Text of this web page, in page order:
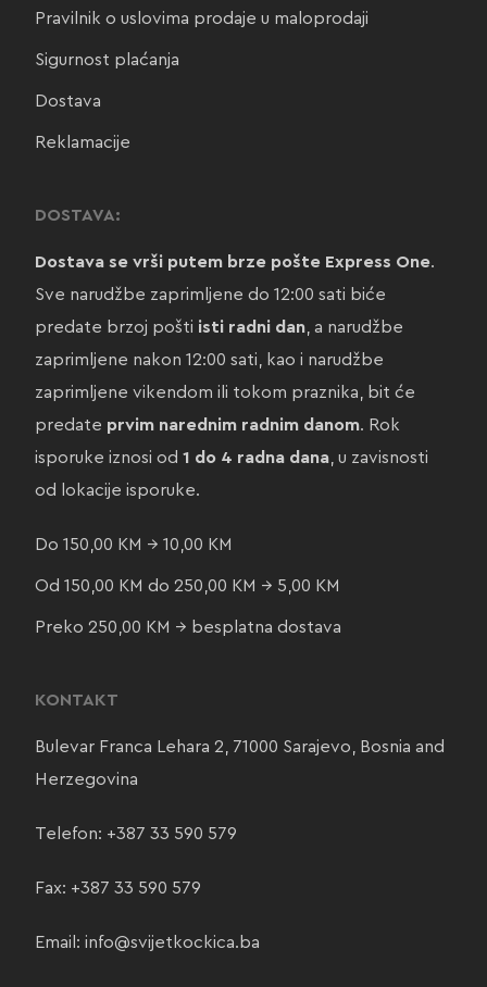
Pravilnik o uslovima prodaje u maloprodaji
Sigurnost plaćanja
Dostava
Reklamacije
DOSTAVA:
Dostava se vrši putem brze pošte Express One.
Sve narudžbe zaprimljene do 12:00 sati biće
predate brzoj pošti isti radni dan, a narudžbe
zaprimljene nakon 12:00 sati, kao i narudžbe
zaprimljene vikendom ili tokom praznika, bit će
predate prvim narednim radnim danom. Rok
isporuke iznosi od 1 do 4 radna dana, u zavisnosti
od lokacije isporuke.
Do 150,00 KM → 10,00 KM
Od 150,00 KM do 250,00 KM → 5,00 KM
Preko 250,00 KM → besplatna dostava
KONTAKT
Bulevar Franca Lehara 2, 71000 Sarajevo, Bosnia and
Herzegovina
Telefon: +387 33 590 579
Fax: +387 33 590 579
Email: info@svijetkockica.ba